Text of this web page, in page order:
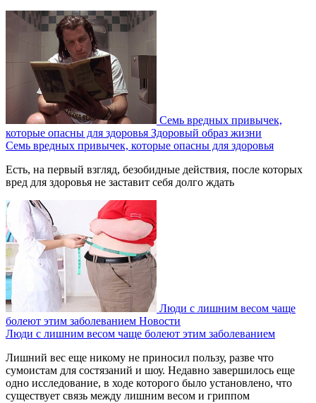
Семь вредных привычек,
которые опасны для здоровья Здоровый образ жизни
Семь вредных привычек, которые опасны для здоровья
Есть, на первый взгляд, безобидные действия, после которых
вред для здоровья не заставит себя долго ждать
Люди с лишним весом чаще
болеют этим заболеванием Новости
Люди с лишним весом чаще болеют этим заболеванием
Лишний вес еще никому не приносил пользу, разве что
сумоистам для состязаний и шоу. Недавно завершилось еще
одно исследование, в ходе которого было установлено, что
существует связь между лишним весом и гриппом